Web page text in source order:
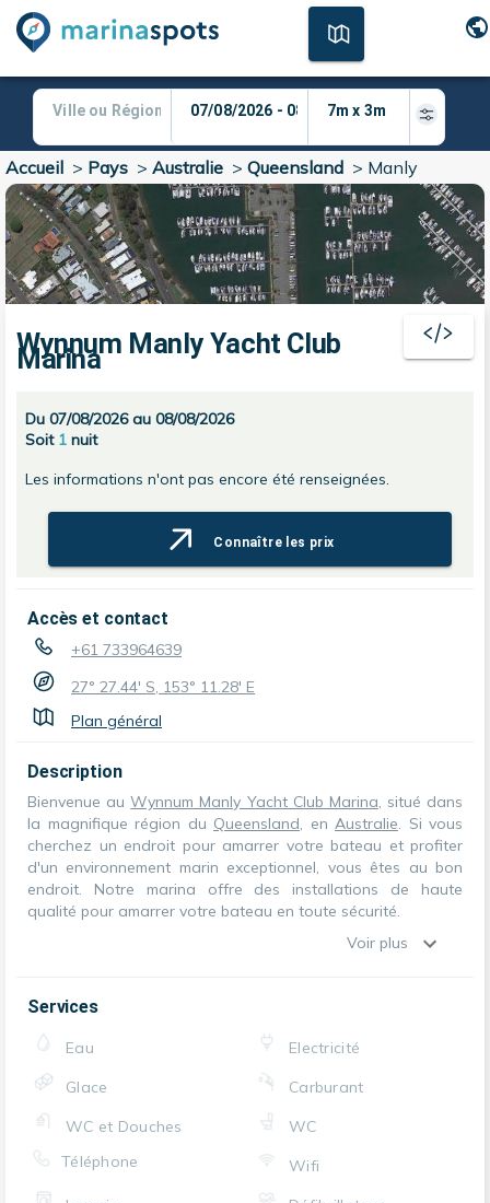
Accueil > Pays > Australie > Queensland > Manly
Wynnum Manly Yacht Club
Marina
Du 07/08/2026 au 08/08/2026
Soit 1 nuit
Les informations n'ont pas encore été renseignées.
Connaître les prix
Accès et contact
+61 733964639
27° 27.44' S, 153° 11.28' E
Plan général
Description
Bienvenue auWynnum Manly Yacht Club Marina, situé dans
la magnifique région du Queensland, en Australie. Si vous
cherchez un endroit pour amarrer votre bateau et profiter
d'un environnement marin exceptionnel, vous êtes au bon
endroit. Notre marina offre des installations de haute
qualité pour amarrer votre bateau en toute sécurité.
Voir plus
Services
Eau
Electricité
Glace
Carburant
WC et Douches
WC
Téléphone
Wifi